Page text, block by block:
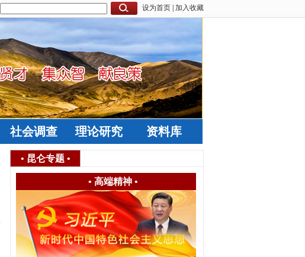
设为首页 加入收藏
社会调查 理论研究 资料库
• 昆仑专题 •
• 高端精神•